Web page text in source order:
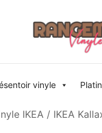
vinyle
IKEA / IKEA